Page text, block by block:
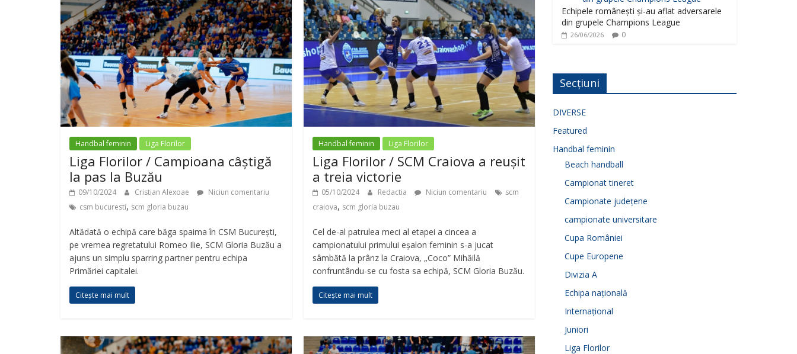
Handbal feminin Liga Florilor
Liga Florilor / Campioana câștigă
la pas la Buzău
09/10/2024 Cristian Alexoae
Niciun comentariu
csm bucuresti, scm gloria buzau
Altădată o echipă care băga spaima în CSM București,
pe vremea regretatului Romeo Ilie, SCM Gloria Buzău a
ajuns un simplu sparring partner pentru echipa
Primăriei capitalei.
Citește mai mult
Handbal feminin Liga Florilor
Liga Florilor / SCM Craiova a reușit
a treia victorie
05/10/2024 Redactia Niciun comentariu
scm
craiova, scm gloria buzau
Cel de-al patrulea meci al etapei a cincea a
campionatului primului eșalon feminin s-a jucat
sâmbătă la prânz la Craiova, „Coco” Mihăilă
confruntându-se cu fosta sa echipă, SCM Gloria Buzău.
Citește mai mult
Echipele românești și-au aflat adversarele
din grupele Champions League
26/06/2026 0
Secțiuni
DIVERSE
Featured
Handbal feminin
Beach handball
Campionat tineret
Campionate județene
campionate universitare
Cupa României
Cupe Europene
Divizia A
Echipa națională
Internațional
Juniori
Liga Florilor